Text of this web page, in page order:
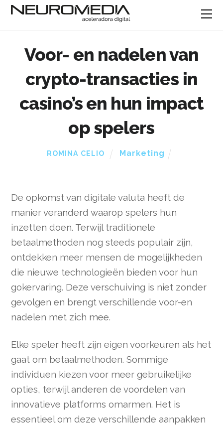
Voor- en nadelen van
crypto-transacties in
casino’s en hun impact
op spelers
ROMINA CELIO Marketing
De opkomst van digitale valuta heeft de
manier veranderd waarop spelers hun
inzetten doen. Terwijl traditionele
betaalmethoden nog steeds populair zijn,
ontdekken meer mensen de mogelijkheden
die nieuwe technologieën bieden voor hun
gokervaring. Deze verschuiving is niet zonder
gevolgen en brengt verschillende voor-en
nadelen met zich mee.
Elke speler heeft zijn eigen voorkeuren als het
gaat om betaalmethoden. Sommige
individuen kiezen voor meer gebruikelijke
opties, terwijl anderen de voordelen van
innovatieve platforms omarmen. Het is
essentieel om deze verschillende aanpakken